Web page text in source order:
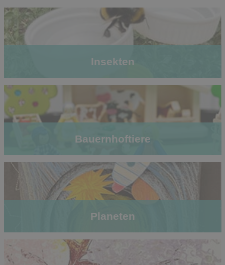
Insekten
Bauernhoftiere
Planeten